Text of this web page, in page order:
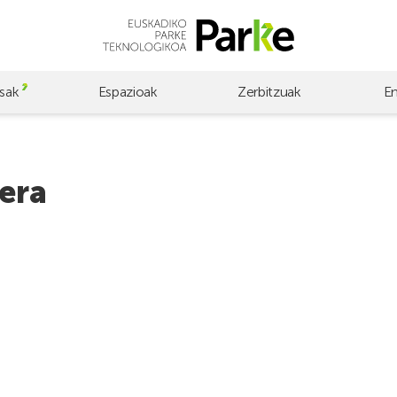
Espazioak Zerbitzuak